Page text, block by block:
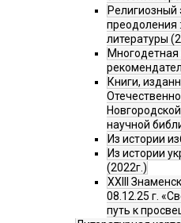
преодоления
литературы
Книги,
научной
Из истории
Из истории
(2022г.)
XXIII
08.12.25 г.
путь к